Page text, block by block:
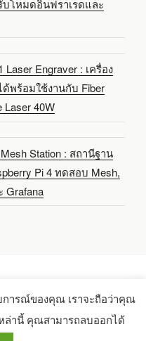
โหมดอินฟราเรดและ
Laser Engraver : เครื่อง
พร้อมใช้งานกับ Fiber
Laser 40W
Station : สถานีฐาน
Pi 4 ทดสอบ Mesh,
Grafana
Limited
การณ์ของคุณ เราจะถือว่าคุณ
ล่านี้ คุณสามารถลบออกได้